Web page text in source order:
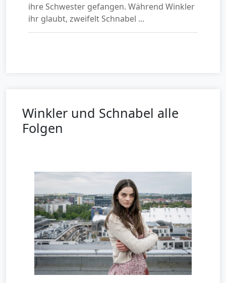
ihre Schwester gefangen. Während Winkler
ihr glaubt, zweifelt Schnabel ...
Winkler und Schnabel alle
Folgen